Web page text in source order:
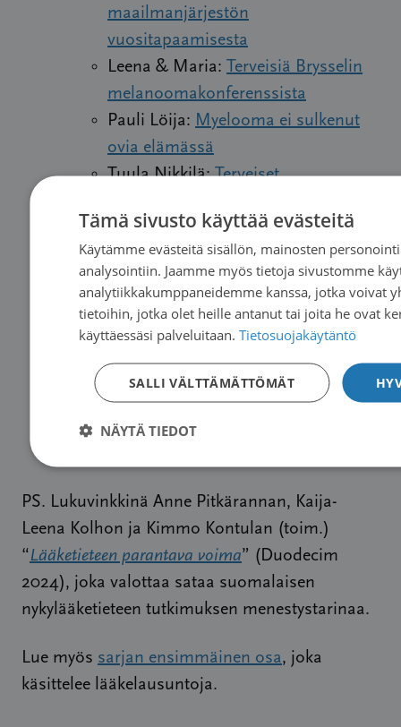
maailmanjärjestön
vuositapaamisesta
Leena & Maria: Terveisiä Brysselin
melanoomakonferenssista
Pauli Löija: Myelooma ei sulkenut
ovia elämässä
Tuula Nikkilä:Terveiset
sarkoomapotilaiden konferenssista,
osa 1
Eija Saario:Terveiset KML-potilaille
Matti Santalahti:Monessa mukana
– potilailta kannattaa kysyä
Lung Cancer Europen raportin
julkistamistilaisuuden tallenneon
katsottavissa YouTubessa (varsinainen
PS. Lukuvinkkinä Anne Pitkärannan, Kaija-
Leena Kolhon ja Kimmo Kontulan (toim.)
“Lääketieteen parantava voima” (Duodecim
2024), joka valottaa sataa suomalaisen
nykylääketieteen tutkimuksen menestystarinaa.
Lue myös sarjan ensimmäinen osa, joka
käsittelee lääkelausuntoja.
Tämä sivusto käyttää evästeitä
Käytämme evästeitä sisällön, mainosten
analysointiin. Jaamme myös tietoja sivustomme
analytiikkakumppaneidemme kanssa, jotka voivat
tietoihin, jotka olet heille antanut tai joita he ovat
käyttäessäsi palveluitaan. Tietosuojakäytäntö
SALLI VÄLTTÄMÄTTÖMÄT
NÄYTÄ TIEDOT